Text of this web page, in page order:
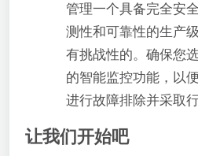
管理一个具备完全安
测性和可靠性的生产
有挑战性的。确保您
的智能监控功能，以
进行故障排除并采取行
让我们开始吧